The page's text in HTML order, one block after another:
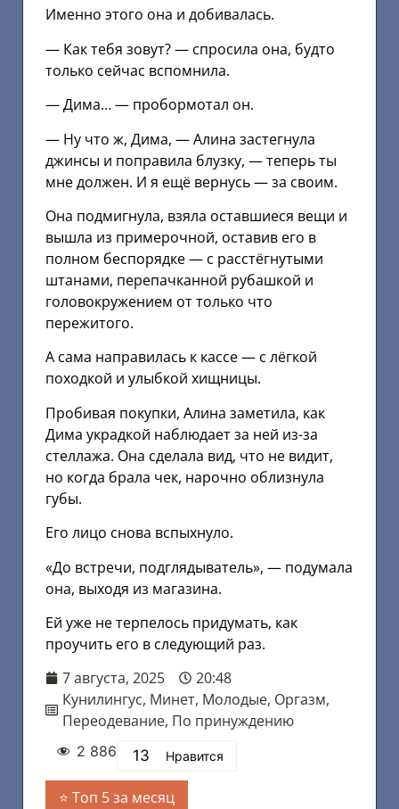
Именно этого она и добивалась.
— Как тебя зовут? — спросила она, будто
только сейчас вспомнила.
— Дима… — пробормотал он.
— Ну что ж, Дима, — Алина застегнула
джинсы и поправила блузку, — теперь ты
мне должен. И я ещё вернусь — за своим.
Она подмигнула, взяла оставшиеся вещи и
вышла из примерочной, оставив его в
полном беспорядке — с расстёгнутыми
штанами, перепачканной рубашкой и
головокружением от только что
пережитого.
А сама направилась к кассе — с лёгкой
походкой и улыбкой хищницы.
Пробивая покупки, Алина заметила, как
Дима украдкой наблюдает за ней из-за
стеллажа. Она сделала вид, что не видит,
но когда брала чек, нарочно облизнула
губы.
Его лицо снова вспыхнуло.
«До встречи, подглядыватель», — подумала
она, выходя из магазина.
Ей уже не терпелось придумать, как
проучить его в следующий раз.
7 августа, 2025
20:48
Кунилингус, Минет, Молодые, Оргазм,
Переодевание, По принуждению
2 886 13 Нравится
Топ 5 за месяц